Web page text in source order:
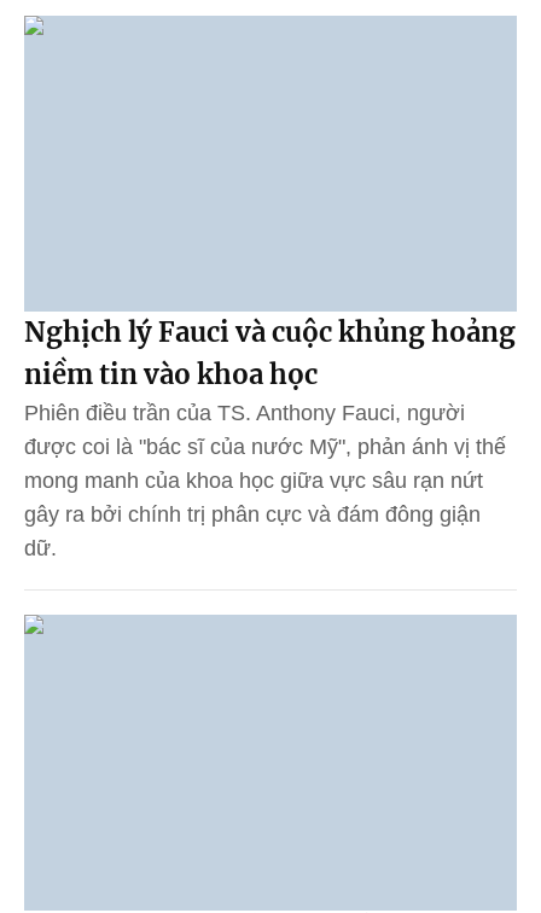
Nghịch lý Fauci và cuộc khủng hoảng
niềm tin vào khoa học
Phiên điều trần của TS. Anthony Fauci, người
được coi là "bác sĩ của nước Mỹ", phản ánh vị thế
mong manh của khoa học giữa vực sâu rạn nứt
gây ra bởi chính trị phân cực và đám đông giận
dữ.